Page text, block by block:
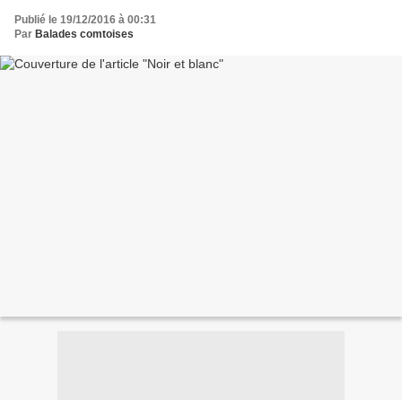
Publié le 19/12/2016 à 00:31
Par Balades comtoises